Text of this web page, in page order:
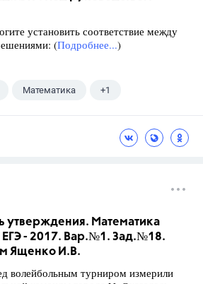
установить соответствие между
(Подробнее...)
Математика +1
утверждения. Математика
ЕГЭ - 2017. Вар.№1. Зад.№18.
Ященко И.В.
волейбольным турниром измерили